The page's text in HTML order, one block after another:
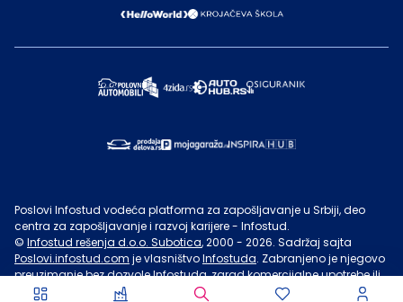
Poslovi Infostud vodeća platforma za zapošljavanje u Srbiji, deo
centra za zapošljavanje i razvoj karijere - Infostud.
© Infostud rešenja d.o.o. Subotica, 2000 - 2026. Sadržaj sajta
Poslovi.infostud.com je vlasništvoInfostuda. Zabranjeno je njegovo
preuzimanje bez dozvoleInfostuda, zarad komercijalne upotrebe ili
u druge svrhe, osim za lične potrebe posetilaca sajta.